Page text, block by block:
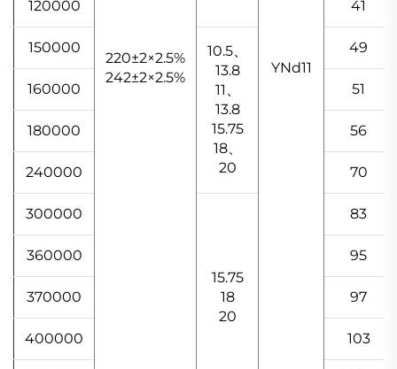
220±2×2.5%
242±2×2.5%
YNd11
120000 41
150000
10.5、
13.8
11、
13.8
15.75
18、
20
49
160000 51
180000 56
240000 70
300000
15.75
18
20
83
360000 95
370000 97
400000 103